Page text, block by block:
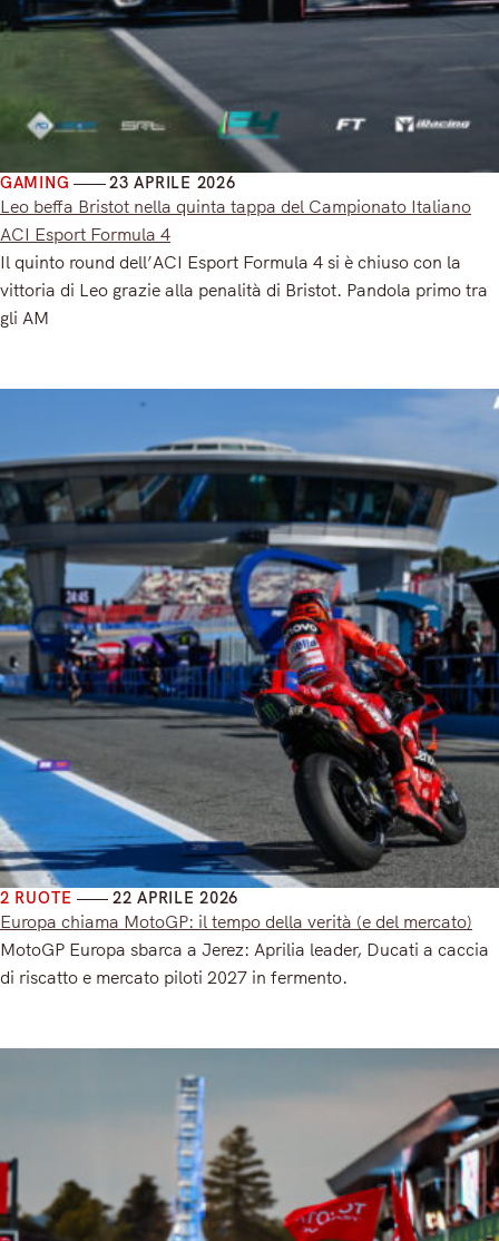
GAMING 23 APRILE 2026
Leo beffa Bristot nella quinta tappa del Campionato Italiano
ACI Esport Formula 4
Il quinto round dell’ACI Esport Formula 4 si è chiuso con la
vittoria di Leo grazie alla penalità di Bristot. Pandola primo tra
gli AM
2 RUOTE 22 APRILE 2026
Europa chiama MotoGP: il tempo della verità (e del mercato)
MotoGP Europa sbarca a Jerez: Aprilia leader, Ducati a caccia
di riscatto e mercato piloti 2027 in fermento.